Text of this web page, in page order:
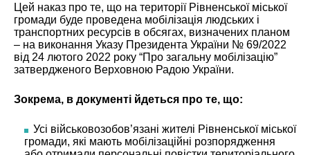
Цей наказ про те, що на території Рівненської міської
громади буде проведена мобілізація людських і
транспортних ресурсів в обсягах, визначених планом
– на виконання Указу Президента України № 69/2022
від 24 лютого 2022 року “Про загальну мобілізацію”
затвердженого Верховною Радою України.
Зокрема, в документі йдеться про те, що:
Усі військовозобов’язані жителі Рівненської міської
громади, які мають мобілізаційні розпорядження